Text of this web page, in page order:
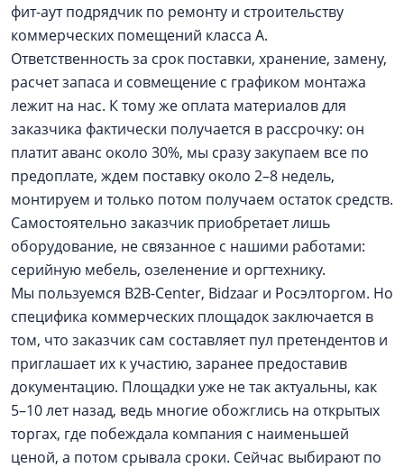
фит-аут подрядчик по ремонту и строительству
коммерческих помещений класса А.
Ответственность за срок поставки, хранение, замену,
расчет запаса и совмещение с графиком монтажа
лежит на нас. К тому же оплата материалов для
заказчика фактически получается в рассрочку: он
платит аванс около 30%, мы сразу закупаем все по
предоплате, ждем поставку около 2–8 недель,
монтируем и только потом получаем остаток средств.
Самостоятельно заказчик приобретает лишь
оборудование, не связанное с нашими работами:
серийную мебель, озеленение и оргтехнику.
Мы пользуемся B2B-Center, Bidzaar и Росэлторгом. Но
специфика коммерческих площадок заключается в
том, что заказчик сам составляет пул претендентов и
приглашает их к участию, заранее предоставив
документацию. Площадки уже не так актуальны, как
5–10 лет назад, ведь многие обожглись на открытых
торгах, где побеждала компания с наименьшей
ценой, а потом срывала сроки. Сейчас выбирают по